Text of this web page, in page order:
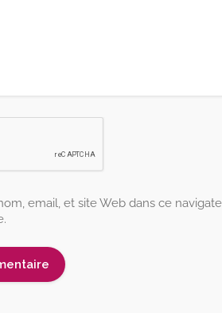
email, et site Web dans ce